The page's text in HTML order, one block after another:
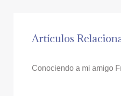
Artículos
Conociendo a mi amigo